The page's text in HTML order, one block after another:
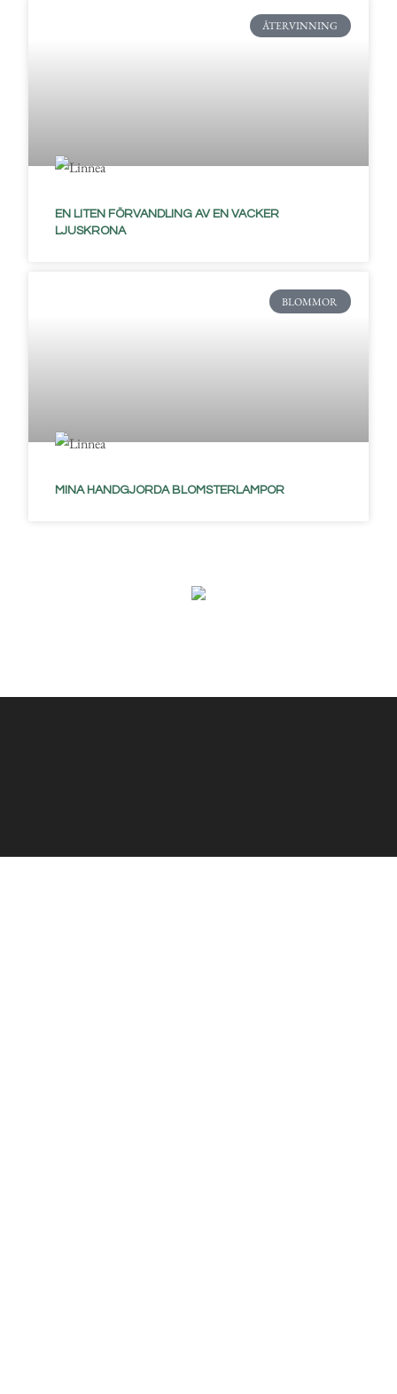
ÅTERVINNING
EN LITEN FÖRVANDLING AV EN VACKER
LJUSKRONA
BLOMMOR
MINA HANDGJORDA BLOMSTERLAMPOR